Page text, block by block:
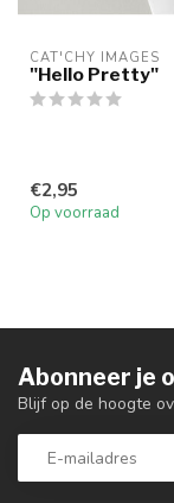
CAT'CHY IMAGES
"Hello Pretty"
€2,95
Op voorraad
Abonneer je
Blijf op de hoogte